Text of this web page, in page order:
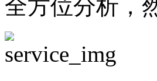
全方位分析，